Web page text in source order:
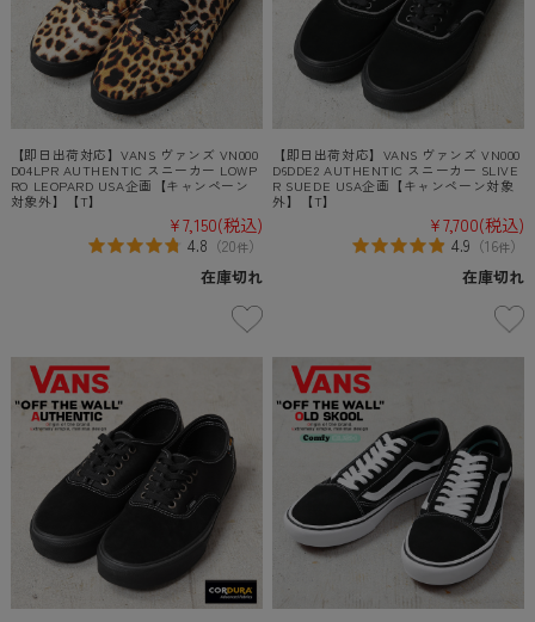
【即日出荷対応】VANS ヴァンズ VN000
D04LPR AUTHENTIC スニーカー LOWP
RO LEOPARD USA企画【キャンペーン
対象外】【T】
¥7,150(税込)
4.8 （20件）
在庫切れ
【即日出荷対応】VANS ヴァンズ VN000
D6DDE2 AUTHENTIC スニーカー SLIVE
R SUEDE USA企画【キャンペーン対象
外】【T】
¥7,700(税込)
4.9 （16件）
在庫切れ